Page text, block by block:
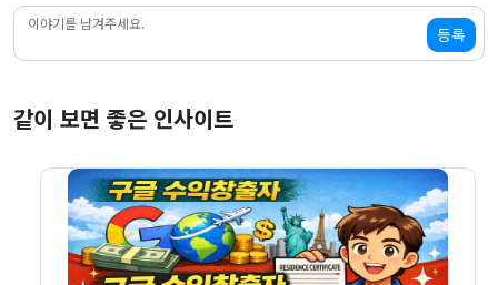
등록
같이 보면 좋은 인사이트